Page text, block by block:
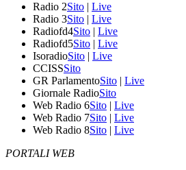
Radio 2Sito | Live
Radio 3Sito | Live
Radiofd4Sito | Live
Radiofd5Sito | Live
IsoradioSito | Live
CCISSSito
GR ParlamentoSito | Live
Giornale RadioSito
Web Radio 6Sito | Live
Web Radio 7Sito | Live
Web Radio 8Sito | Live
PORTALI WEB